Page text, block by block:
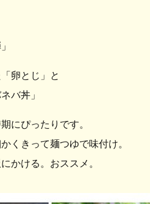
卵とじ」と
バ丼」
にぴったりです。
くきって麺つゆで味付け。
かける。おススメ。